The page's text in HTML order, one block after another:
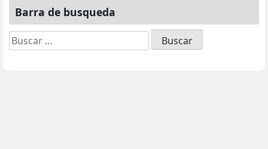
Barra de busqueda
Buscar: